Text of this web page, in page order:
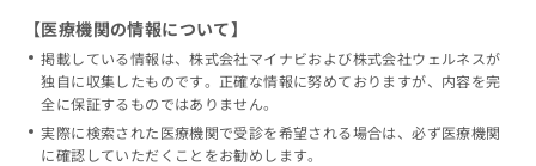
【医療機関の情報について】
掲載している情報は、株式会社マイナビおよび株式会社ウェルネスが
独自に収集したものです。正確な情報に努めておりますが、内容を完
全に保証するものではありません。
実際に検索された医療機関で受診を希望される場合は、必ず医療機関
に確認していただくことをお勧めします。